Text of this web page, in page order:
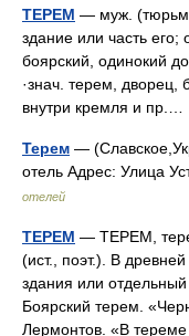
ТЕРЕМ — муж.
здание или часть
боярский, одинокий
·знач. терем,
внутри кремля и
Терем —
отель Адрес: Улица
отелей
ТЕРЕМ — ТЕРЕМ,
(ист., поэт.). В
здания или
Боярский терем.
Лермонтов. «В